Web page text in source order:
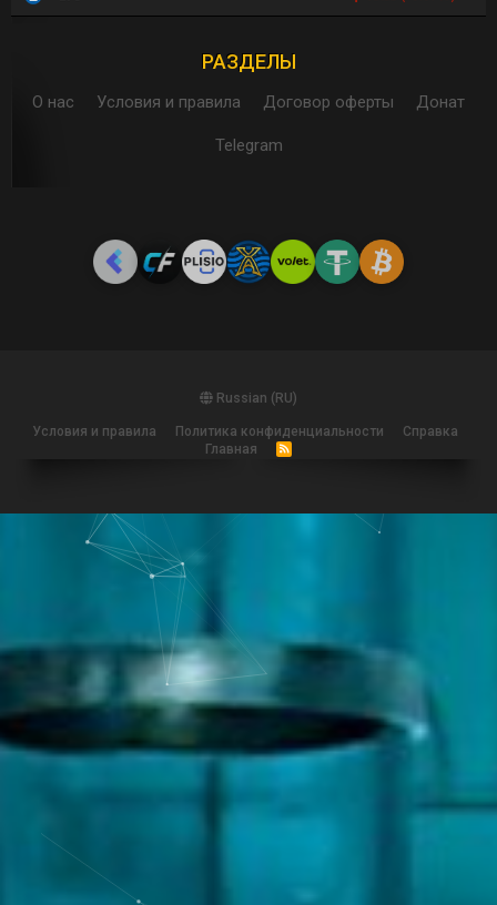
РАЗДЕЛЫ
О нас Условия и правила Договор оферты Донат
Telegram
Russian (RU)
Условия и правила Политика конфиденциальности
Справка
Главная
R